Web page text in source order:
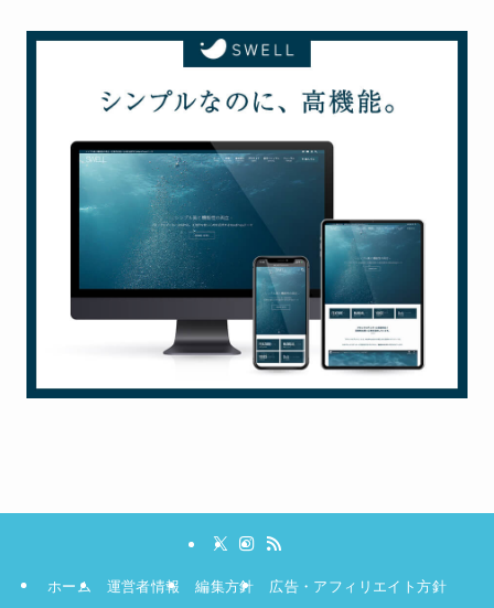
ホーム 運営者情報 編集方針 広告・アフィリエイト方針